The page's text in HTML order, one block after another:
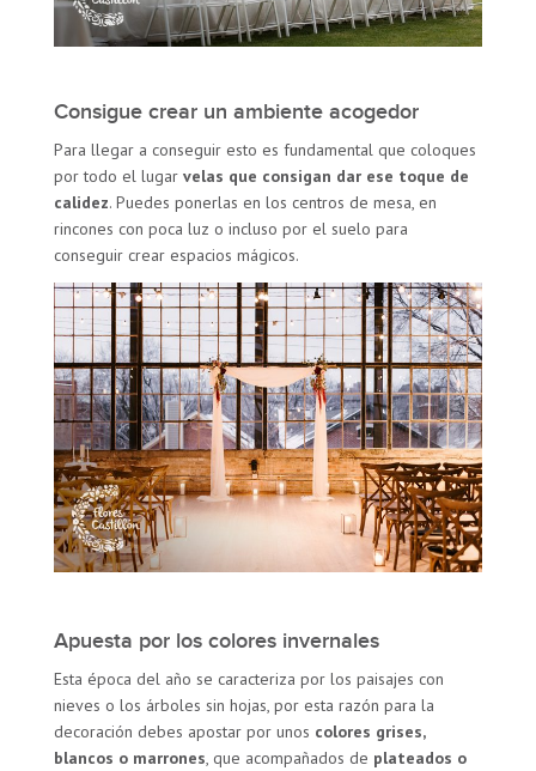
Consigue crear un ambiente acogedor
Para llegar a conseguir esto es fundamental que coloques
por todo el lugarvelas que consigan dar ese toque de
calidez. Puedes ponerlas en los centros de mesa, en
rincones con poca luz o incluso por el suelo para
conseguir crear espacios mágicos.
Apuesta por los colores invernales
Esta época del año se caracteriza por los paisajes con
nieves o los árboles sin hojas, por esta razón para la
decoración debes apostar por unos colores grises,
blancos o marrones, que acompañados de plateados o